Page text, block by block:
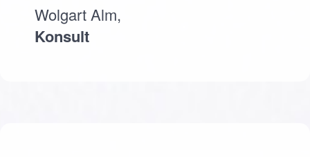
Wolgart Alm,
Konsult